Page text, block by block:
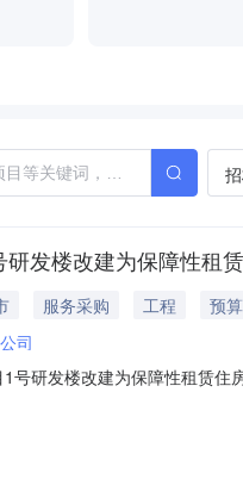
发楼改建为保障性租
服务采购 工程
预
司
号研发楼改建为保障性租赁
名称：嘉安达环保科技研发